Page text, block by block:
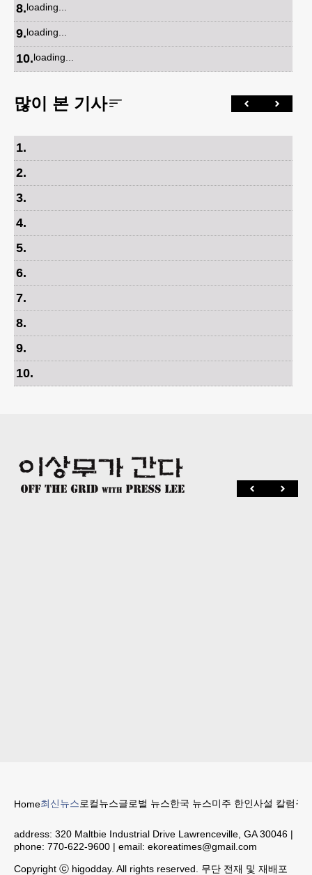
8.loading...
9.loading...
10.loading...
많이 본 기사
1.
2.
3.
4.
5.
6.
7.
8.
9.
10.
Home최신뉴스로컬뉴스글로벌 뉴스한국 뉴스미주 한인사설 칼럼구
address: 320 Maltbie Industrial Drive Lawrenceville, GA 30046 |
phone: 770-622-9600 | email: ekoreatimes@gmail.com
Copyright ⓒ higodday. All rights reserved. 무단 전재 및 재배포